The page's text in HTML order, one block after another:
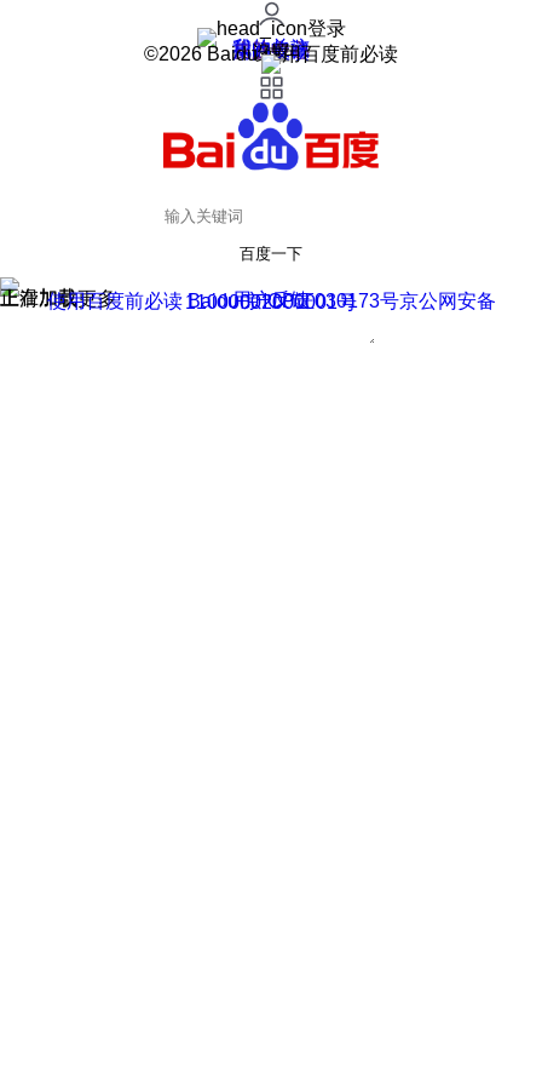
登录
我的关注
我的收藏
皮肤中心
用户反馈
设置
©2026 Baidu 使用百度前必读
百度一下
正在加载
上滑加载更多 用户反馈
使用百度前必读 Baidu 京ICP证030173号
京公网安备11000002000001号